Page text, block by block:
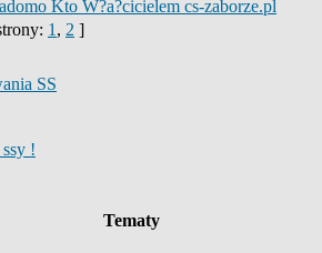
Kto W?a?cicielem cs-zaborze.pl
1 , 2 ]
SS
!
Tematy